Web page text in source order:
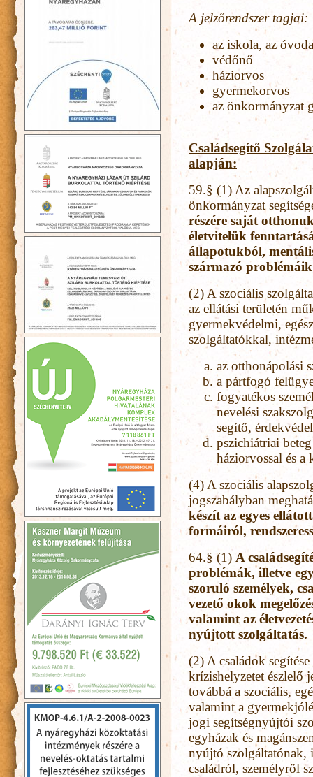
A jelzőrendszer tagjai:
az iskola, az
védőnő
háziorvos
gyermekorvos
az önkormányzat
Családsegítő
alapján:
59.§ (1) Az
önkormányzat
részére saját
életvitelük
állapotukból,
származó
(2) A szociális
az ellátási területén
gyermekvédelmi,
szolgáltatókkal,
az otthonápolási
a pártfogó
fogyatékos
nevelési
segítő,
pszichiátriai
háziorvossal és a
(4) A szociális
jogszabályban
készít az egyes
formáiról,
64.§ (1) A
problémák, illetve
szoruló személyek,
vezető okok
valamint az
nyújtott szolgáltatás.
(2) A családok segítése
krízishelyzetet észlelő
továbbá a szociális,
valamint a
jogi segítségnyújtói
egyházak és
nyújtó szolgáltatónak,
családról, személyről